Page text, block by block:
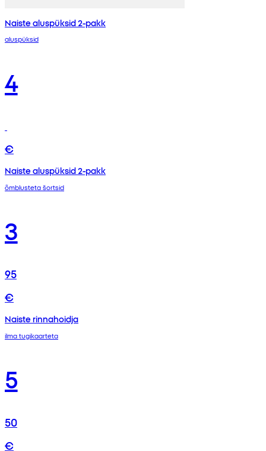
Naiste aluspüksid 2-pakk
aluspüksid
4
€
Naiste aluspüksid 2-pakk
õmblusteta šortsid
3
95
€
Naiste rinnahoidja
ilma tugikaarteta
5
50
€